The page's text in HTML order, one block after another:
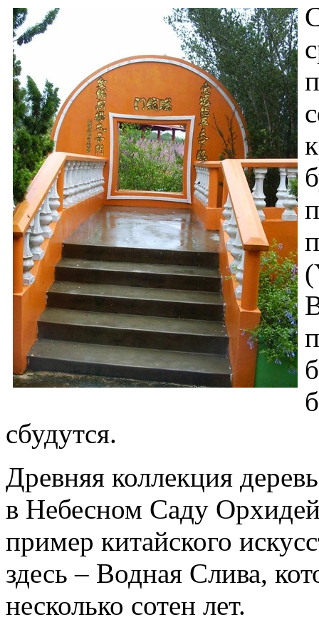
сбудутся.
Древняя коллекция
в Небесном Саду
пример китайского
здесь – Водная Слива,
несколько сотен лет.